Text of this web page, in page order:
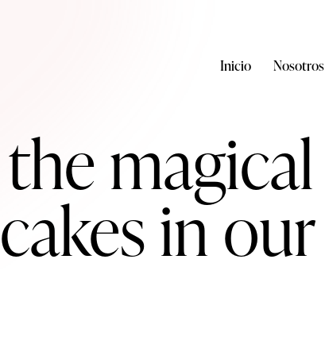
Inicio Nosotros
magical
in our